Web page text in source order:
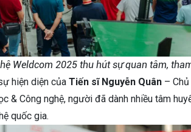
Weldcom 2025 thu hút sự quan tâm,
hiện diện của Tiến sĩ Nguyễn Quân –
& Công nghệ, người đã dành nhiều tâm
quốc gia.